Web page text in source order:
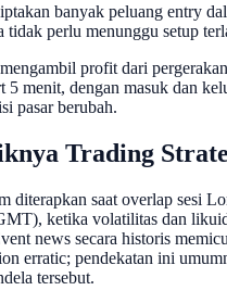
banyak peluang entry
tidak perlu menunggu setup
profit dari
5 menit, dengan masuk dan
pasar berubah.
Trading
diterapkan saat overlap sesi
ketika volatilitas dan
news secara historis
erratic; pendekatan ini
tersebut.